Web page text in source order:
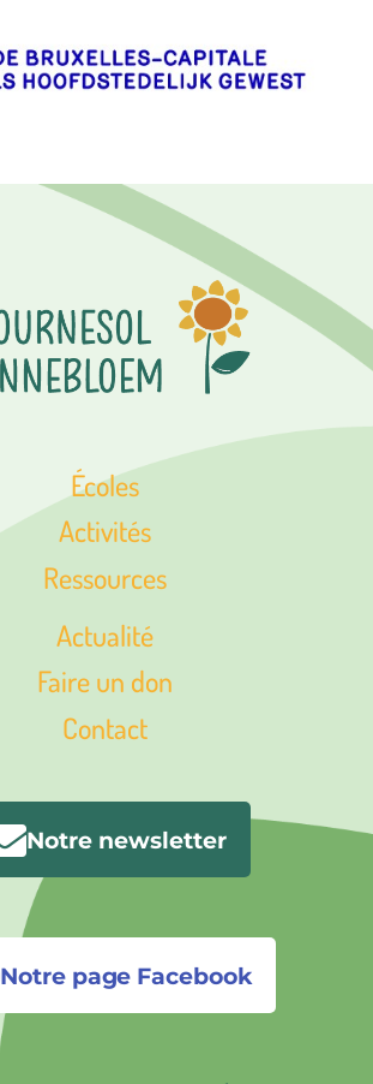
Écoles
Activités
Ressources
Actualité
Faire un don
Contact
Notre newsletter
Notre page Facebook